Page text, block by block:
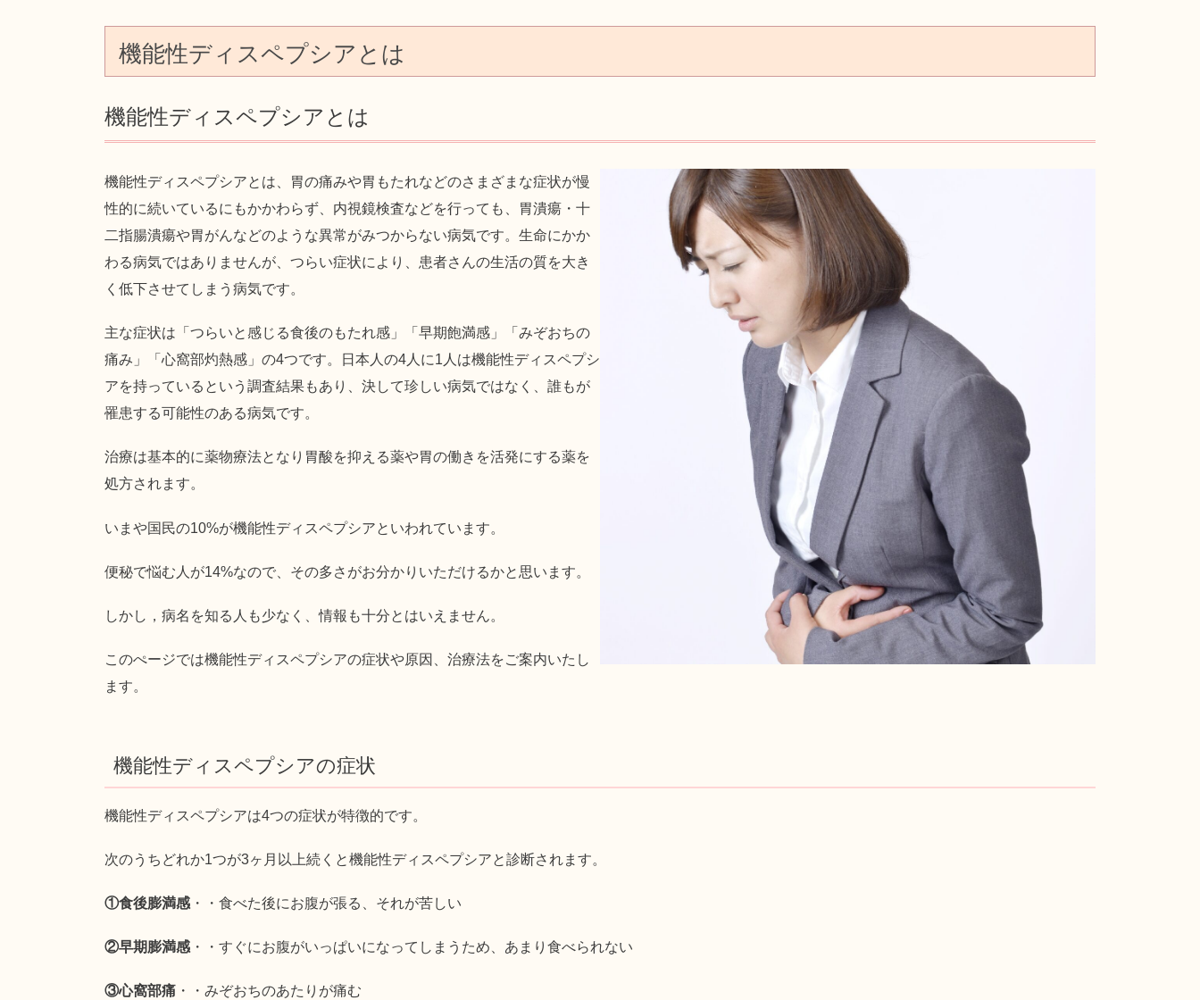
機能性ディスペプシアとは
機能性ディスペプシアとは
機能性ディスペプシアとは、胃の痛みや胃もたれなどのさまざまな症状が慢
性的に続いているにもかかわらず、内視鏡検査などを行っても、胃潰瘍・十
二指腸潰瘍や胃がんなどのような異常がみつからない病気です。生命にかか
わる病気ではありませんが、つらい症状により、患者さんの生活の質を大き
く低下させてしまう病気です。
主な症状は「つらいと感じる食後のもたれ感」「早期飽満感」「みぞおちの
痛み」「心窩部灼熱感」の4つです。日本人の4人に1人は機能性ディスペプシ
アを持っているという調査結果もあり、決して珍しい病気ではなく、誰もが
罹患する可能性のある病気です。
治療は基本的に薬物療法となり胃酸を抑える薬や胃の働きを活発にする薬を
処方されます。
いまや国民の10%が機能性ディスペプシアといわれています。
便秘で悩む人が14%なので、その多さがお分かりいただけるかと思います。
しかし，病名を知る人も少なく、情報も十分とはいえません。
このぺージでは機能性ディスペプシアの症状や原因、治療法をご案内いたし
ます。
機能性ディスペプシアの症状
機能性ディスペプシアは4つの症状が特徴的です。
次のうちどれか1つが3ヶ月以上続くと機能性ディスペプシアと診断されます。
①食後膨満感 ・・食べた後にお腹が張る、それが苦しい
②早期膨満感 ・・すぐにお腹がいっぱいになってしまうため、あまり食べられない
③心窩部痛 ・・みぞおちのあたりが痛む